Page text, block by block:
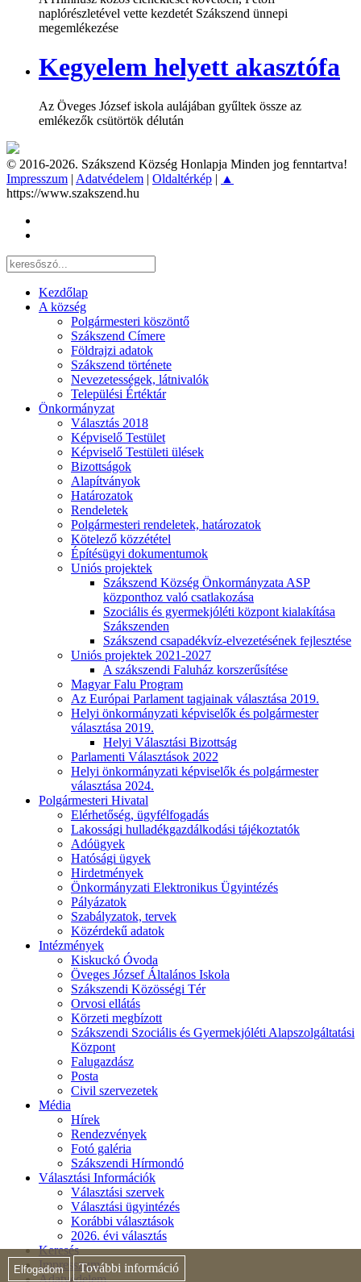
Elfogadom További információ
naplórészletével vette kezdetét Szákszend ünnepi
megemlékezése
Kegyelem helyett akasztófa
Az Öveges József iskola aulájában gyűltek össze az
emlékezők csütörtök délután
© 2016-2026. Szákszend Község Honlapja Minden jog fenntartva!
Impresszum | Adatvédelem | Oldaltérkép | ▲
https://www.szakszend.hu
Kezdőlap
A község
Polgármesteri köszöntő
Szákszend Címere
Földrajzi adatok
Szákszend története
Nevezetességek, látnivalók
Települési Értéktár
Önkormányzat
Választás 2018
Képviselő Testület
Képviselő Testületi ülések
Bizottságok
Alapítványok
Határozatok
Rendeletek
Polgármesteri rendeletek, határozatok
Kötelező közzététel
Építésügyi dokumentumok
Uniós projektek
Szákszend Község Önkormányzata ASP
központhoz való csatlakozása
Szociális és gyermekjóléti központ kialakítása
Szákszenden
Szákszend csapadékvíz-elvezetésének fejlesztése
Uniós projektek 2021-2027
A szákszendi Faluház korszerűsítése
Magyar Falu Program
Az Európai Parlament tagjainak választása 2019.
Helyi önkormányzati képviselők és polgármester
választása 2019.
Helyi Választási Bizottság
Parlamenti Választások 2022
Helyi önkormányzati képviselők és polgármester
választása 2024.
Polgármesteri Hivatal
Elérhetőség, ügyfélfogadás
Lakossági hulladékgazdálkodási tájékoztatók
Adóügyek
Hatósági ügyek
Hirdetmények
Önkormányzati Elektronikus Ügyintézés
Pályázatok
Szabályzatok, tervek
Közérdekű adatok
Intézmények
Kiskuckó Óvoda
Öveges József Általános Iskola
Szákszendi Közösségi Tér
Orvosi ellátás
Körzeti megbízott
Szákszendi Szociális és Gyermekjóléti Alapszolgáltatási
Központ
Falugazdász
Posta
Civil szervezetek
Média
Hírek
Rendezvények
Fotó galéria
Szákszendi Hírmondó
Választási Információk
Választási szervek
Választási ügyintézés
Korábbi választások
2026. évi választás
Keresés
Impresszum